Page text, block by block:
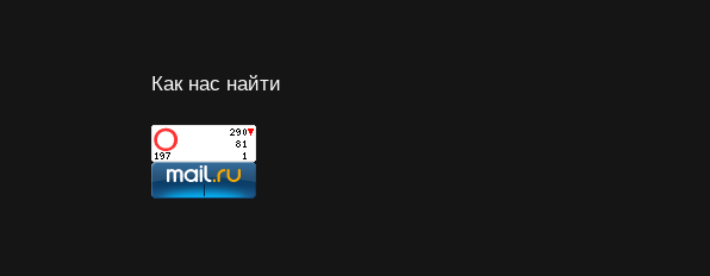
Как нас найти